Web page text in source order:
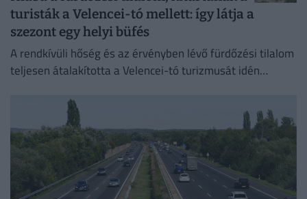
turisták a Velencei-tó mellett: így látja a
szezont egy helyi büfés
A rendkívüli hőség és az érvényben lévő fürdőzési tilalom
teljesen átalakította a Velencei-tó turizmusát idén